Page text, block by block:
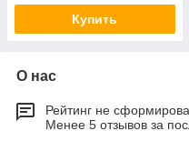
Купить
О нас
Рейтинг не
Менее 5 отзывов за